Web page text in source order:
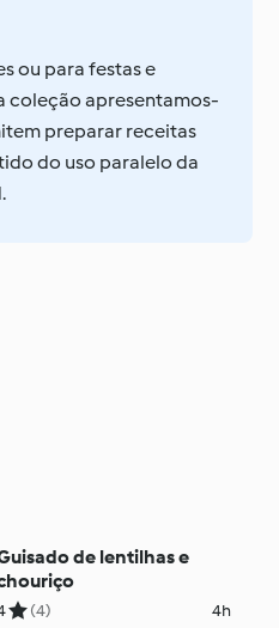
ou para festas e
coleção apresentamos-
preparar receitas
do uso paralelo da
de lentilhas e
(4) 4h